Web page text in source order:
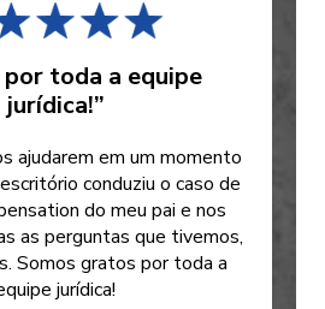
toda a equipe
jurídica!”
ajudarem em um momento
conduziu o caso de
do meu pai e nos
as perguntas que tivemos,
Somos gratos por toda a
jurídica!